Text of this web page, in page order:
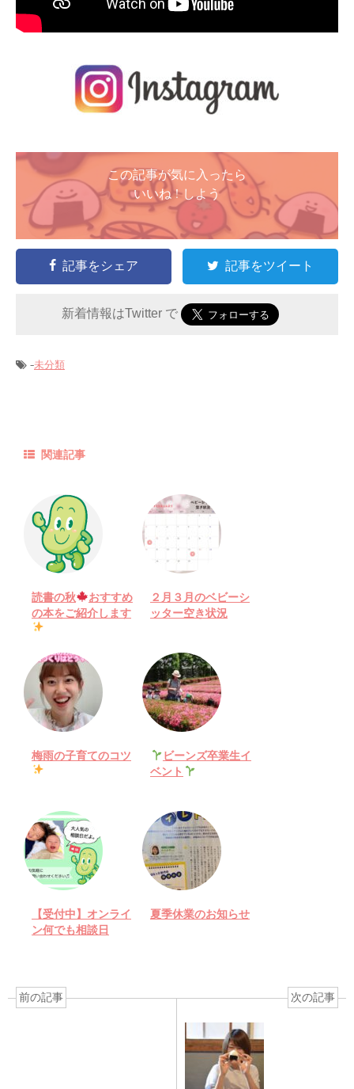
この記事が気に入ったら
いいね ! しよう
記事をシェア 記事をツイート
新着情報はTwitter で
-未分類
関連記事
読書の秋
おすすめ
の本をご紹介します
２月３月のベビーシ
ッター空き状況
梅雨の子育てのコツ
ビーンズ卒業生イ
ベント
【受付中】オンライ
ン何でも相談日
夏季休業のお知らせ
前の記事 次の記事